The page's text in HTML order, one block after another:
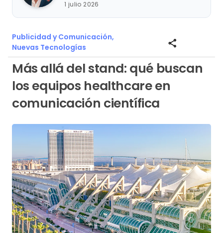
1 julio 2026
Publicidad y Comunicación,
Nuevas Tecnologías
share
Más allá del stand: qué buscan
los equipos healthcare en
comunicación científica